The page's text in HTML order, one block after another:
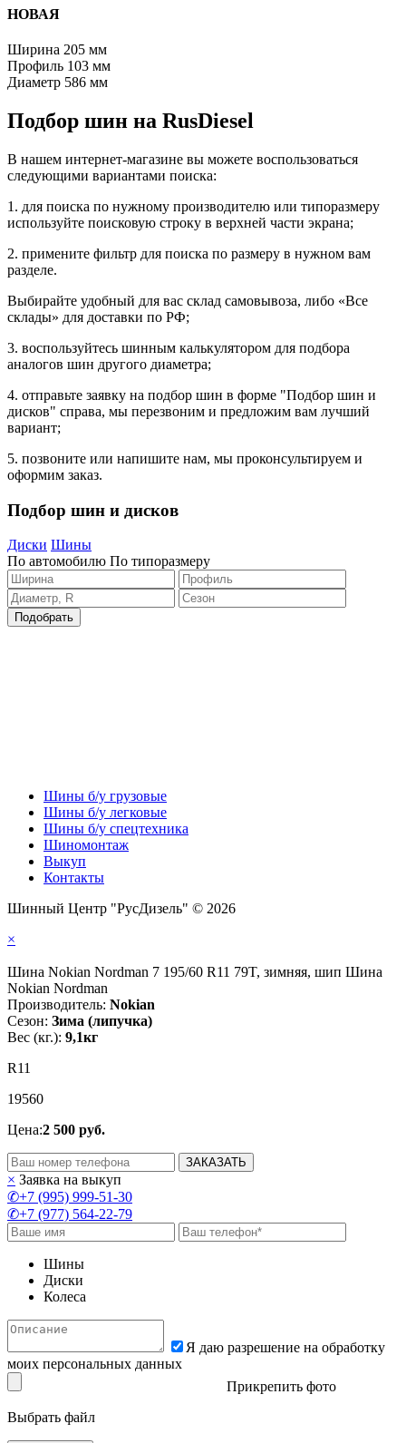
НОВАЯ
Ширина 205 мм
Профиль 103 мм
Диаметр 586 мм
Подбор шин на RusDiesel
В нашем интернет-магазине вы можете воспользоваться
следующими вариантами поиска:
1. для поиска по нужному производителю или типоразмеру
используйте поисковую строку в верхней части экрана;
2. примените фильтр для поиска по размеру в нужном вам
разделе.
Выбирайте удобный для вас склад самовывоза, либо «Все
склады» для доставки по РФ;
3. воспользуйтесь шинным калькулятором для подбора
аналогов шин другого диаметра;
4. отправьте заявку на подбор шин в форме "Подбор шин и
дисков" справа, мы перезвоним и предложим вам лучший
вариант;
5. позвоните или напишите нам, мы проконсультируем и
оформим заказ.
Подбор шин и дисков
Диски Шины
По автомобилю По типоразмеру
Подобрать
Шины б/у грузовые
Шины б/у легковые
Шины б/у спецтехника
Шиномонтаж
Выкуп
Контакты
Шинный Центр "РусДизель" © 2026
×
Шина Nokian Nordman 7 195/60 R11 79T, зимняя, шип Шина
Nokian Nordman
Производитель: Nokian
Сезон: Зима (липучка)
Вес (кг.): 9,1кг
R11
19560
Цена:2 500 руб.
ЗАКАЗАТЬ
× Заявка на выкуп
✆+7 (995) 999-51-30
✆+7 (977) 564-22-79
Шины
Диски
Колеса
Я даю разрешение на обработку
моих персональных данных
Прикрепить фото
Выбрать файл